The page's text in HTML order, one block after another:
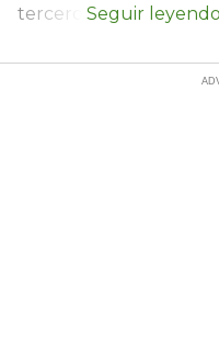
tercero.